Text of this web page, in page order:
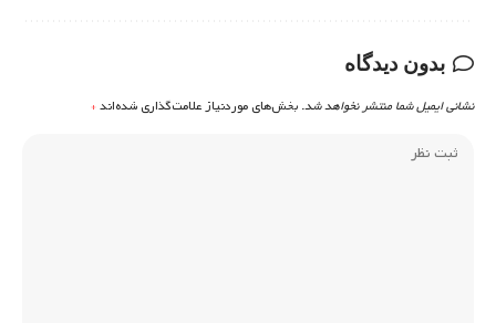
بدون دیدگاه
نشانی ایمیل شما منتشر نخواهد شد. بخش‌های موردنیاز علامت‌گذاری شده‌اند*